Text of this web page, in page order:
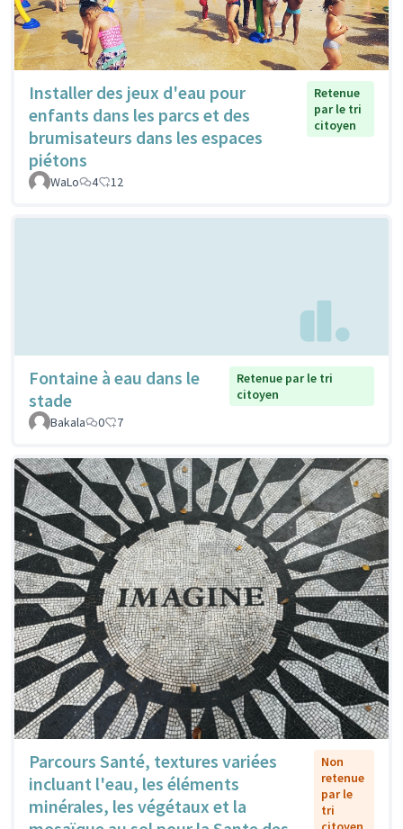
Installer des jeux d'eau pour
enfants dans les parcs et des
brumisateurs dans les espaces
piétons
Retenue
par le tri
citoyen
WaLo 4 12
Fontaine à eau dans le
stade
Retenue par le tri
citoyen
Bakala
0 7
Parcours Santé, textures variées
incluant l'eau, les éléments
minérales, les végétaux et la
Non
retenue
par le
tri